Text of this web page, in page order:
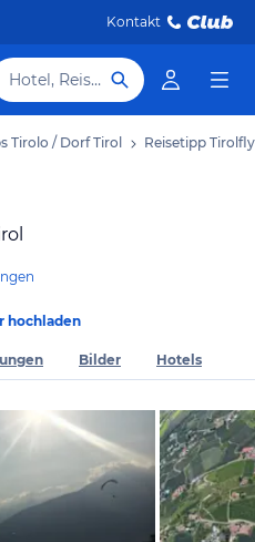
Kontakt
Hotel, Reiseziel
Tirolo / Dorf Tirol Reisetipp Tirolfly
hochladen
Bilder Hotels